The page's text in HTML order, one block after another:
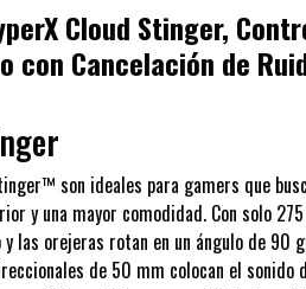
Cloud Stinger,
con Cancelación de
son ideales para gamers que
y una mayor comodidad. Con solo
las orejeras rotan en un ángulo de 90
de 50 mm colocan el sonido